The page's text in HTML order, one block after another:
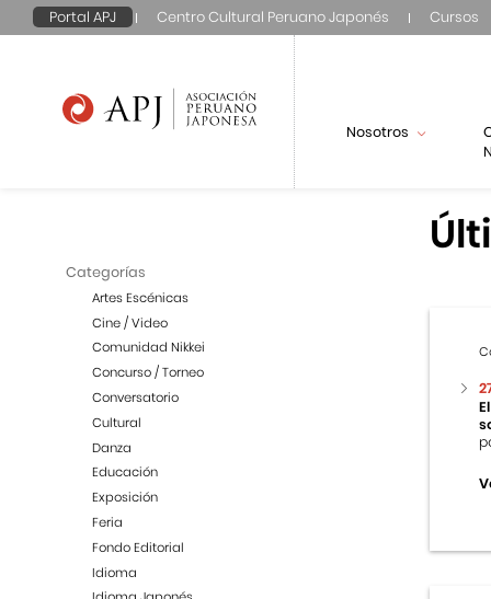
Portal APJ Centro Cultural Peruano Japonés Cursos
Nosotros
Categorías
Artes Escénicas
Cine / Video
Comunidad Nikkei
Concurso / Torneo
Conversatorio
Cultural
Danza
Educación
Exposición
Feria
Fondo Editorial
Idioma